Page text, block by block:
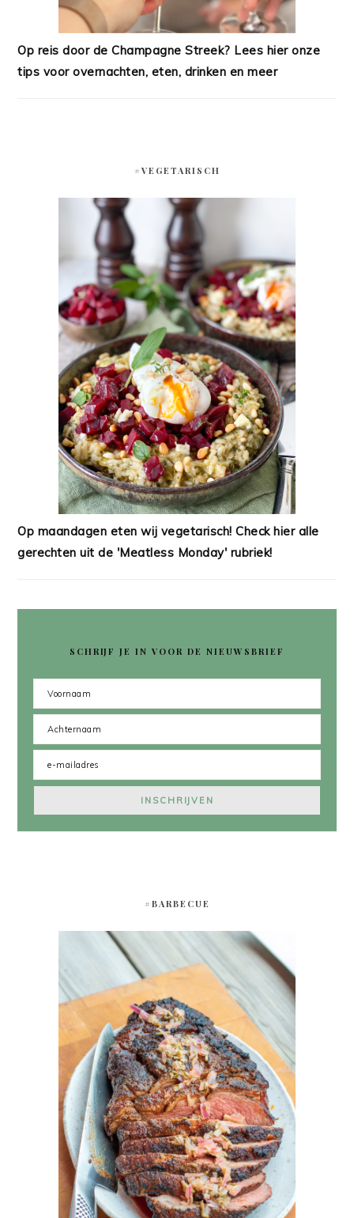
Op reis door de Champagne Streek? Lees hier onze
tips voor overnachten, eten, drinken en meer
#VEGETARISCH
Op maandagen eten wij vegetarisch! Check hier alle
gerechten uit de 'Meatless Monday' rubriek!
SCHRIJF JE IN VOOR DE NIEUWSBRIEF
#BARBECUE